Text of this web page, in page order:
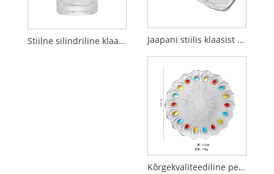
Stiilne silindriline klaasist parfüümipudel Jaapani stiilis klaasist kalakujuline dekoratiivne vaagen
Kõrgekvaliteediline peen paabulinnu stiilis klaasist puuviljakauss